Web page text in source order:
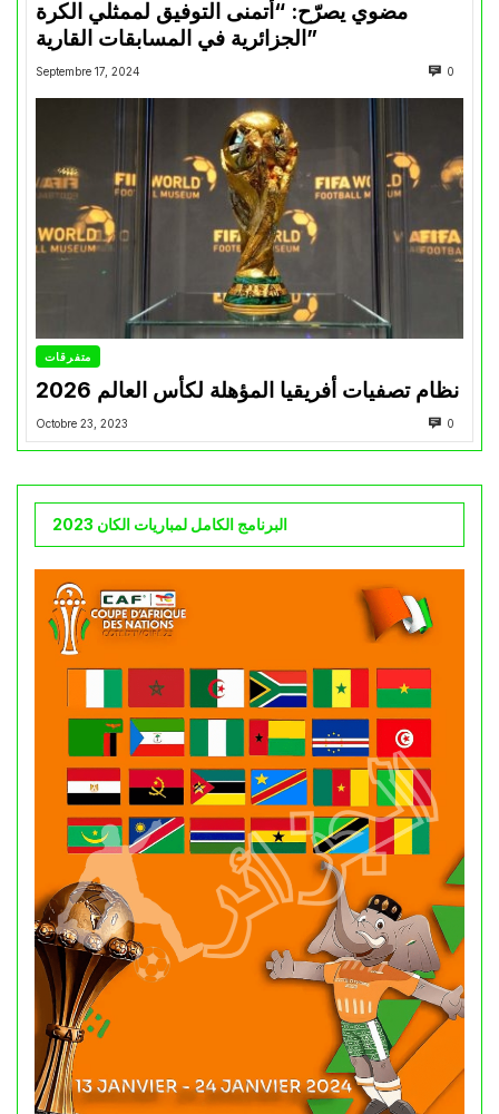
مضوي يصرّح: “أتمنى التوفيق لممثلي الكرة
الجزائرية في المسابقات القارية”
Septembre 17, 2024 0
متفرقات
نظام تصفيات أفريقيا المؤهلة لكأس العالم 2026
Octobre 23, 2023 0
البرنامج الكامل لمباريات الكان 2023